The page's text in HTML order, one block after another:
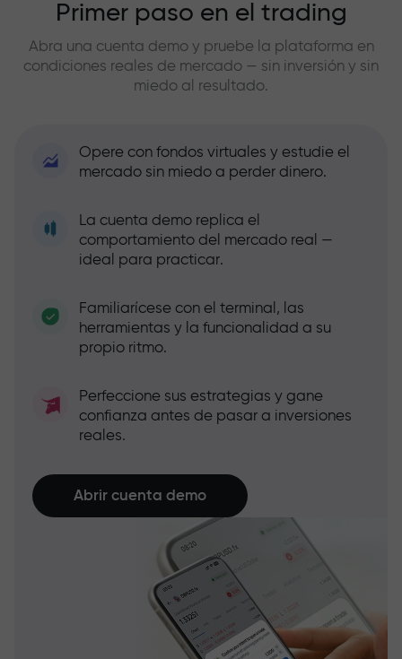
Primer paso en el trading
Abra una cuenta demo y pruebe la plataforma en
condiciones reales de mercado — sin inversión y sin
miedo al resultado.
Opere con fondos virtuales y estudie el
mercado sin miedo a perder dinero.
La cuenta demo replica el
comportamiento del mercado real —
ideal para practicar.
Familiarícese con el terminal, las
herramientas y la funcionalidad a su
propio ritmo.
Perfeccione sus estrategias y gane
confianza antes de pasar a inversiones
reales.
Abrir cuenta demo